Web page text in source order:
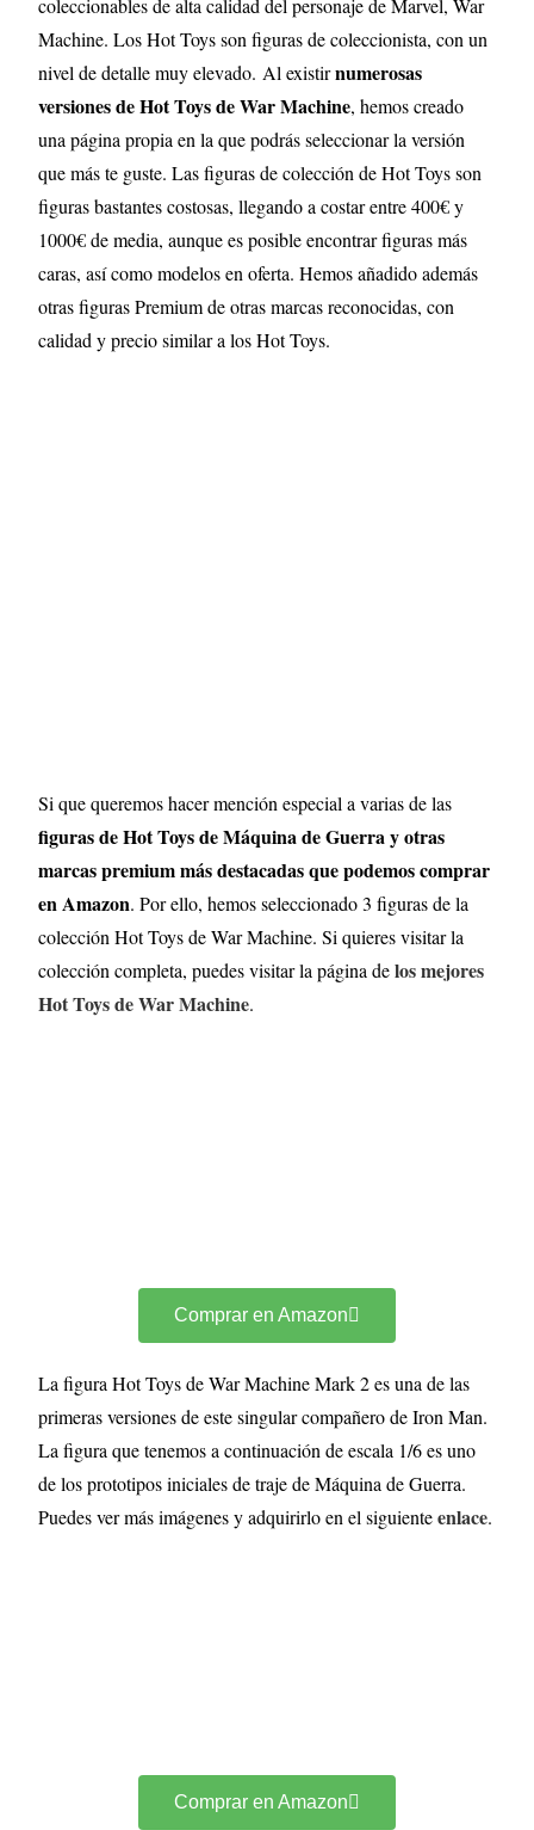
coleccionables de alta calidad del personaje de Marvel, War
Machine. Los Hot Toys son figuras de coleccionista, con un
nivel de detalle muy elevado. Al existirnumerosas
versiones de Hot Toys de War Machine, hemos creado
una página propia en la que podrás seleccionar la versión
que más te guste. Las figuras de colección de Hot Toys son
figuras bastantes costosas, llegando a costar entre 400€ y
1000€ de media, aunque es posible encontrar figuras más
caras, así como modelos en oferta. Hemos añadido además
otras figuras Premium de otras marcas reconocidas, con
calidad y precio similar a los Hot Toys.
Si que queremos hacer mención especial a varias de las
figuras de Hot Toys de Máquina de Guerray otras
marcas premiummás destacadas que podemos comprar
en Amazon. Por ello, hemos seleccionado 3 figuras de la
colección Hot Toys de War Machine. Si quieres visitar la
colección completa, puedes visitar la página delos mejores
Hot Toys de War Machine.
Comprar en Amazon
La figura Hot Toys de War Machine Mark 2 es una de las
primeras versiones de este singular compañero de Iron Man.
La figura que tenemos a continuación de escala 1/6 es uno
de los prototipos iniciales de traje de Máquina de Guerra.
Puedes ver más imágenes y adquirirlo en el siguienteenlace.
Comprar en Amazon